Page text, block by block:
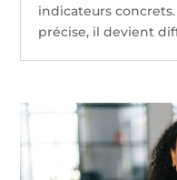
indicateurs
précise, il devient